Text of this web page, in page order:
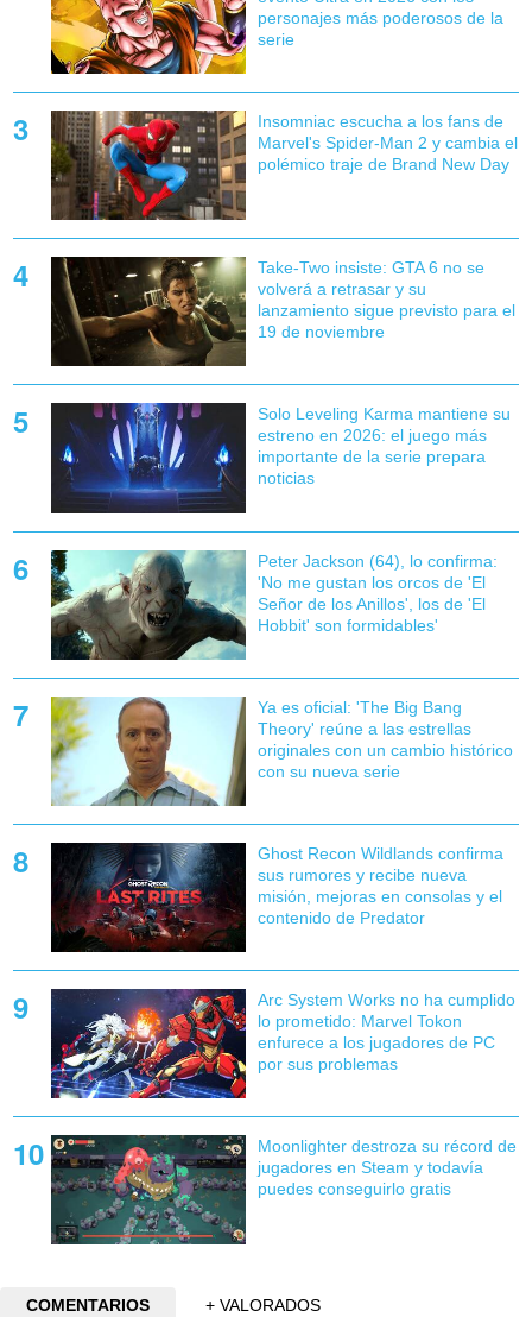
personajes más poderosos de la
serie
Insomniac escucha a los fans de
Marvel's Spider-Man 2 y cambia el
polémico traje de Brand New Day
Take-Two insiste: GTA 6 no se
volverá a retrasar y su
lanzamiento sigue previsto para el
19 de noviembre
Solo Leveling Karma mantiene su
estreno en 2026: el juego más
importante de la serie prepara
noticias
Peter Jackson (64), lo confirma:
'No me gustan los orcos de 'El
Señor de los Anillos', los de 'El
Hobbit' son formidables'
Ya es oficial: 'The Big Bang
Theory' reúne a las estrellas
originales con un cambio histórico
con su nueva serie
Ghost Recon Wildlands confirma
sus rumores y recibe nueva
misión, mejoras en consolas y el
contenido de Predator
Arc System Works no ha cumplido
lo prometido: Marvel Tokon
enfurece a los jugadores de PC
por sus problemas
Moonlighter destroza su récord de
jugadores en Steam y todavía
puedes conseguirlo gratis
COMENTARIOS
+ VALORADOS